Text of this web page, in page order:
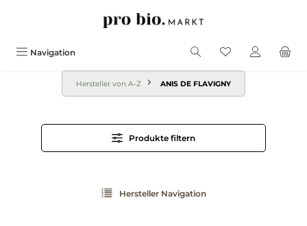
Navigation
Hersteller von A-Z ANIS DE FLAVIGNY
Produkte filtern
Hersteller Navigation